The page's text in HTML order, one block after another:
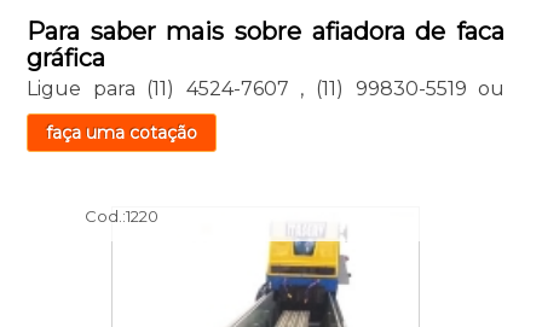
Para saber mais sobre afiadora de faca
gráfica
Ligue para (11) 4524-7607 , (11) 99830-5519 ou
faça uma cotação
Cod.:1220